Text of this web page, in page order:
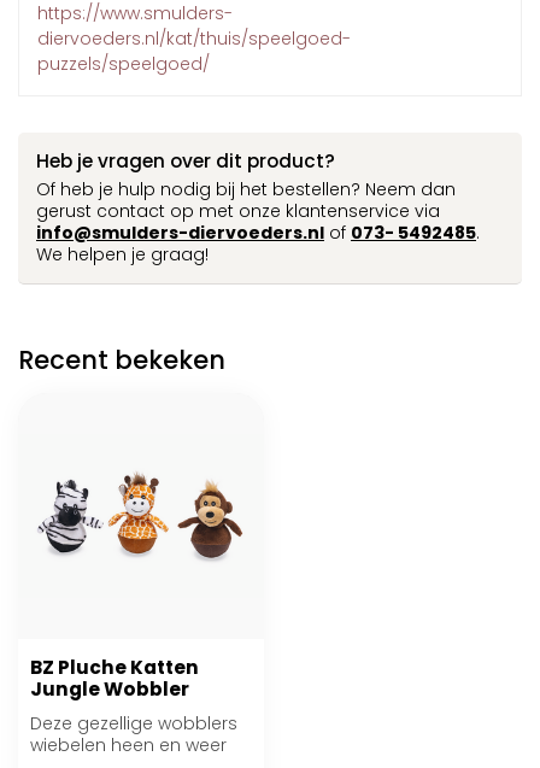
https://www.smulders-
diervoeders.nl/kat/thuis/speelgoed-
puzzels/speelgoed/
Heb je vragen over dit product?
Of heb je hulp nodig bij het bestellen? Neem dan
gerust contact op met onze klantenservice via
info@smulders-diervoeders.nl of 073- 5492485.
We helpen je graag!
Recent bekeken
BZ Pluche Katten
Jungle Wobbler
Deze gezellige wobblers
wiebelen heen en weer